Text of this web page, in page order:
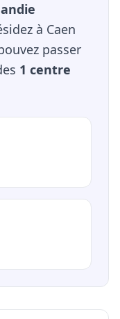
à Caen
passer
1 centre